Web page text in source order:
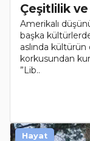
Çeşitlilik ve
Amerikalı
başka
aslında
korkusundan
”Lib..
Hayat